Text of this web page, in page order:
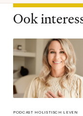
Ook
PODCAST HOLISTISCH LEVEN